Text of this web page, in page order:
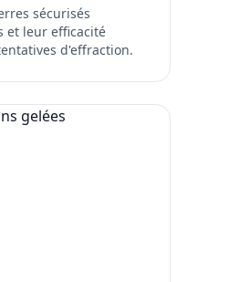
sécurisés
et leur efficacité
d'effraction.